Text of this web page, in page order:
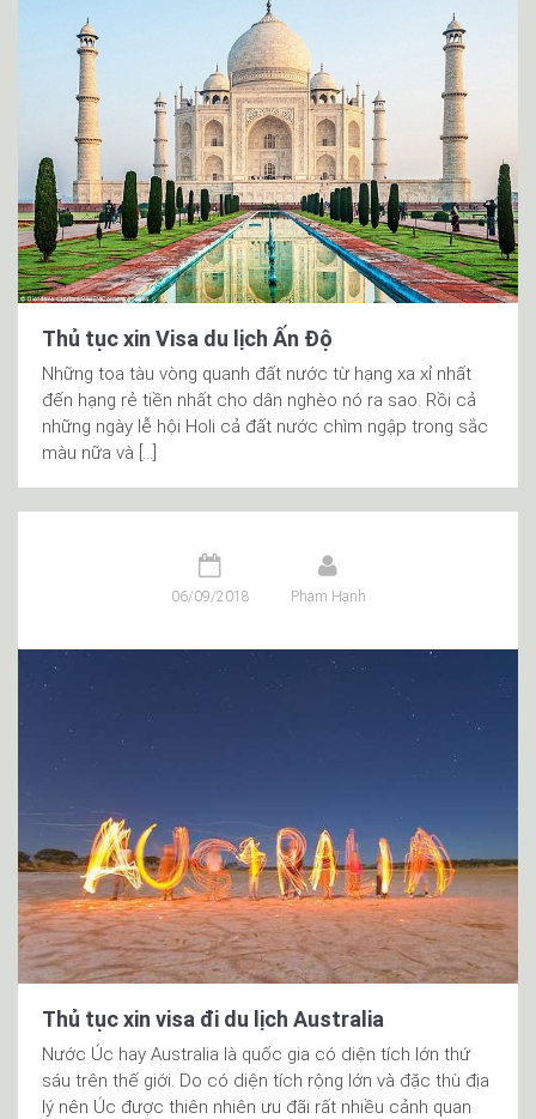
Thủ tục xin Visa du lịch Ấn Độ
Những toa tàu vòng quanh đất nước từ hạng xa xỉ nhất
đến hạng rẻ tiền nhất cho dân nghèo nó ra sao. Rồi cả
những ngày lễ hội Holi cả đất nước chìm ngập trong sắc
màu nữa và […]
06/09/2018 Phạm Hạnh
Thủ tục xin visa đi du lịch Australia
Nước Úc hay Australia là quốc gia có diện tích lớn thứ
sáu trên thế giới. Do có diện tích rộng lớn và đặc thù địa
lý nên Úc được thiên nhiên ưu đãi rất nhiều cảnh quan